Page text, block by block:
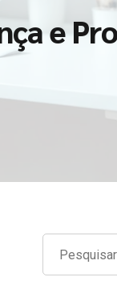
e